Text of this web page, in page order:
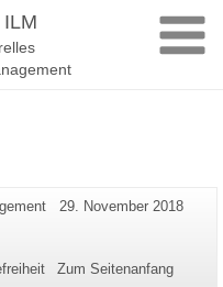
Letzte
29. November 2018
Zum Seitenanfang